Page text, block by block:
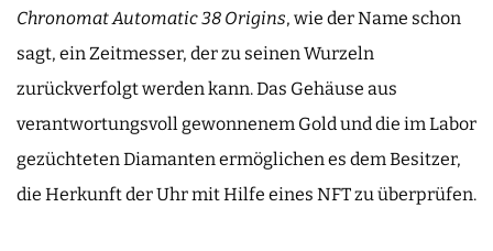
Chronomat Automatic 38 Origins, wie der Name schon
sagt, ein Zeitmesser, der zu seinen Wurzeln
zurückverfolgt werden kann. Das Gehäuse aus
verantwortungsvoll gewonnenem Gold und die im Labor
gezüchteten Diamanten ermöglichen es dem Besitzer,
die Herkunft der Uhr mit Hilfe eines NFT zu überprüfen.